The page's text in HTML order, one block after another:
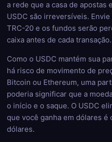
a rede que a casa de apostas
USDC são irreversíveis.
TRC-20 e os fundos serão
caixa antes de cada transação.
Como o USDC mantém sua
há risco de movimento de
Bitcoin ou Ethereum, uma
poderia significar que a
o início e o saque. O USDC
que você ganha em dólares é
dólares.